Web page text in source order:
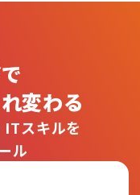
変わる
スキルを
ル